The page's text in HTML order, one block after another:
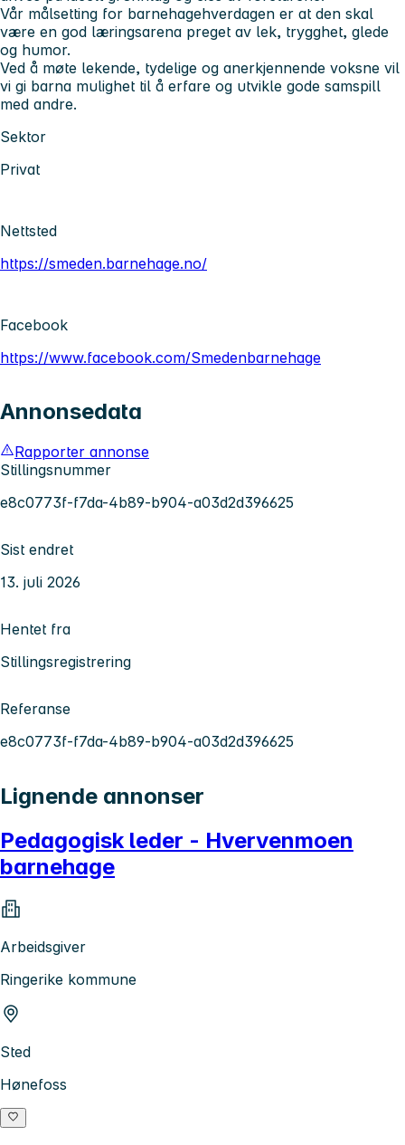
Vår målsetting for barnehagehverdagen er at den skal
være en god læringsarena preget av lek, trygghet, glede
og humor.
Ved å møte lekende, tydelige og anerkjennende voksne vil
vi gi barna mulighet til å erfare og utvikle gode samspill
med andre.
Sektor
Privat
Nettsted
https://smeden.barnehage.no/
Facebook
https://www.facebook.com/Smedenbarnehage
Annonsedata
Rapporter annonse
Stillingsnummer
e8c0773f-f7da-4b89-b904-a03d2d396625
Sist endret
13. juli 2026
Hentet fra
Stillingsregistrering
Referanse
e8c0773f-f7da-4b89-b904-a03d2d396625
Lignende annonser
Pedagogisk leder - Hvervenmoen
barnehage
Arbeidsgiver
Ringerike kommune
Sted
Hønefoss